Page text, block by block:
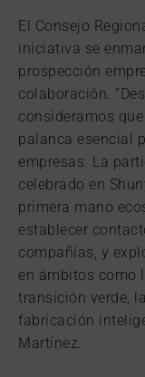
El Consejo
iniciativa se
prospección
colaboración.
consideramos
palanca esencial
empresas. La
celebrado en
primera mano
establecer
compañías, y
en ámbitos como
transición verde,
fabricación
Martínez.